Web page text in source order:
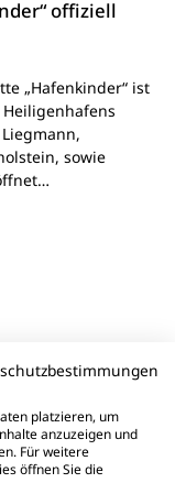
offiziell
„Hafenkinder“ ist
sowie
platzieren, um
anzuzeigen und
Für weitere
öffnen Sie die